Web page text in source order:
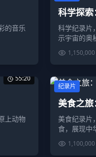
的音乐
科学探
科学纪录片
示宇宙的奥
1,150,000
55:20
上动物
纪录片
美食之
美食纪录片
食，展现中
1,100,000